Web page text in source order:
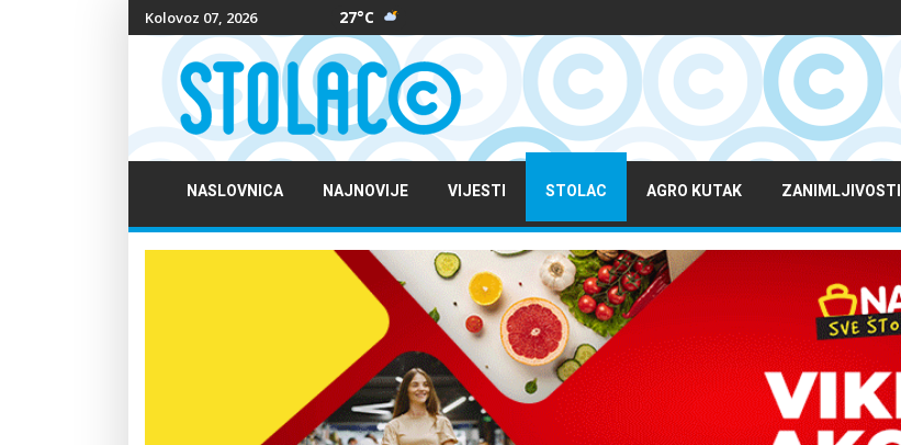
Kolovoz 07, 2026 27°C
NASLOVNICA NAJNOVIJE VIJESTI STOLAC AGRO KUTAK ZANIMLJIVOSTI